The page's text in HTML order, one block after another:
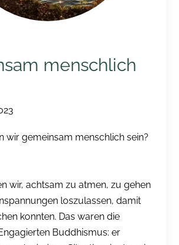
menschlich
wir gemeinsam menschlich sein?
wir, achtsam zu atmen, zu gehen
loszulassen, damit
konnten. Das waren die
Buddhismus: er